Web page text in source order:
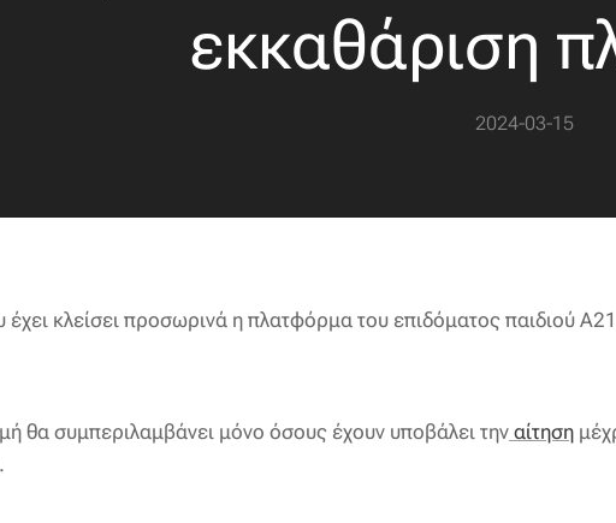
εκκαθάριση
2024-03-15
έχει κλείσει προσωρινά η πλατφόρμα του επιδόματος παιδιού
θα συμπεριλαμβάνει μόνο όσους έχουν υποβάλει την αίτηση